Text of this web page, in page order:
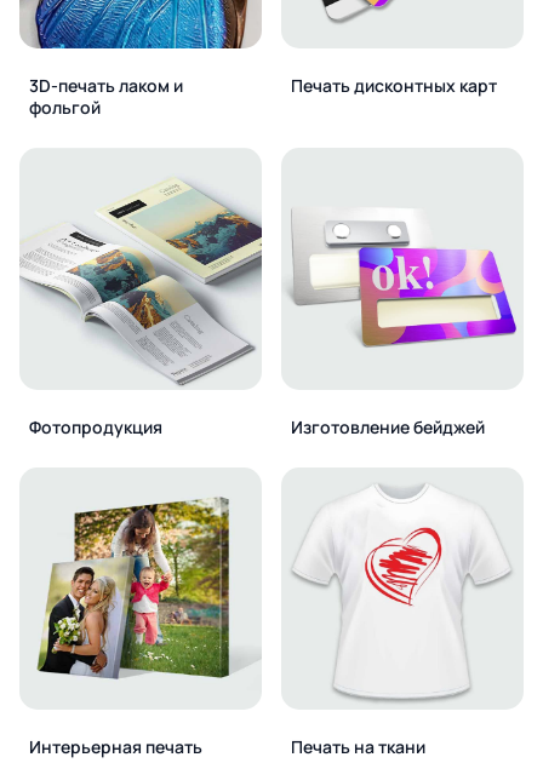
3D-печать лаком и
фольгой
Печать дисконтных карт
Фотопродукция Изготовление бейджей
Интерьерная печать Печать на ткани